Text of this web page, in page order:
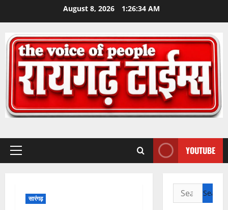
August 8, 2026 1:26:35 AM
Primary
YOUTUBE
सारंगढ़
Search
for: